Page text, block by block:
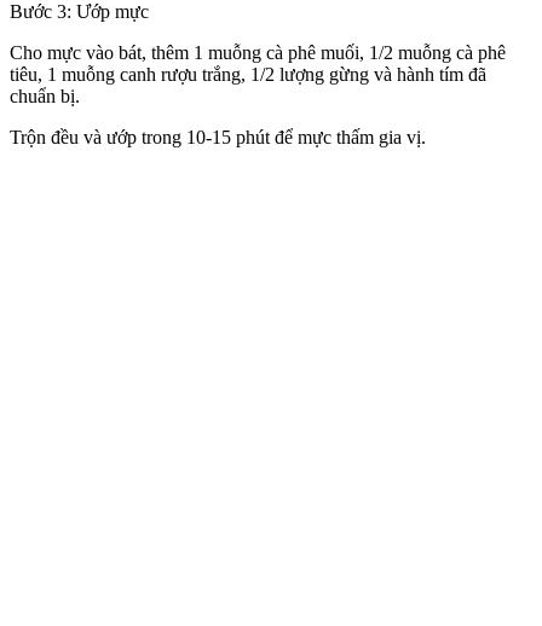
Bước 3: Ướp mực
Cho mực vào bát, thêm 1 muỗng cà phê muối, 1/2 muỗng cà phê
tiêu, 1 muỗng canh rượu trắng, 1/2 lượng gừng và hành tím đã
chuẩn bị.
Trộn đều và ướp trong 10-15 phút để mực thấm gia vị.